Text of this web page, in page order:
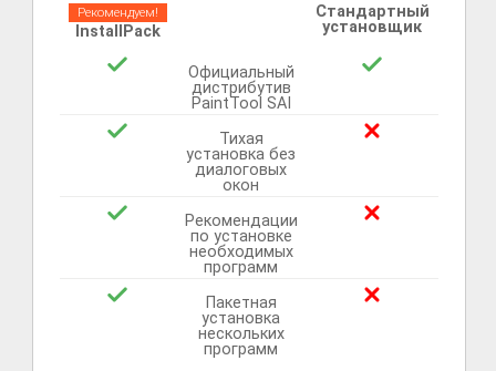
Рекомендуем!
InstallPack
Стандартный
установщик
Официальный
дистрибутив
PaintTool SAI
Тихая
установка без
диалоговых
окон
Рекомендации
по установке
необходимых
программ
Пакетная
установка
нескольких
программ